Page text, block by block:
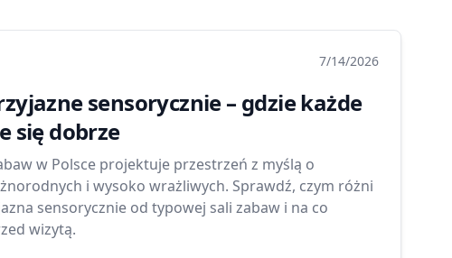
7/14/2026
sensorycznie – gdzie każde
się dobrze
w Polsce projektuje przestrzeń z myślą o
i wysoko wrażliwych. Sprawdź, czym różni
sensorycznie od typowej sali zabaw i na co
wizytą.